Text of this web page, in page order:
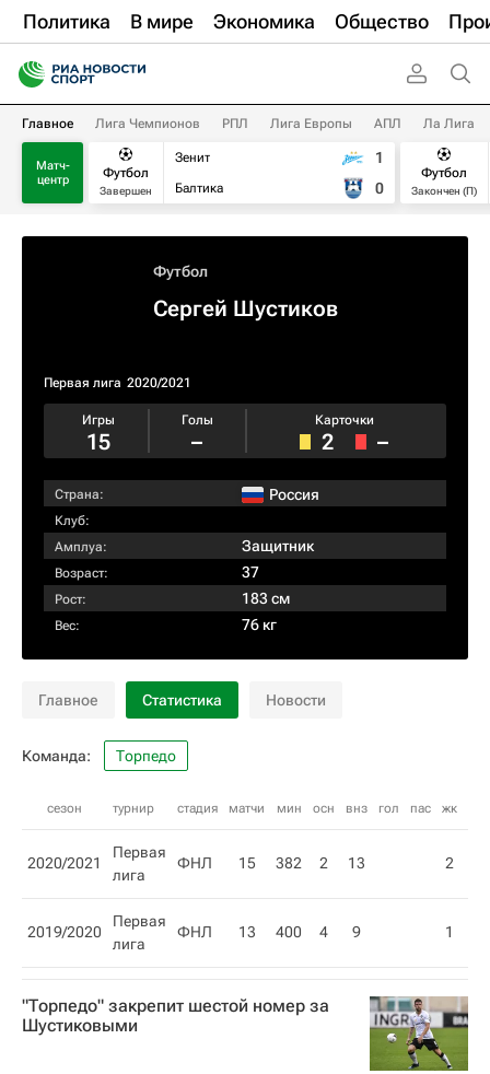
Политика В мире Экономика Общество
Главное Лига Чемпионов РПЛ Лига Европы АПЛ Ла Лига
Матч-
центр
Футбол
Завершен
Зенит
Балтика
1
0
Футбол
Закончен (П)
Футбол
Сергей Шустиков
Первая лига 2020/2021
Игры
15
Голы
–
Карточки
2 –
Страна: Россия
Клуб:
Амплуа:
Защитник
Возраст: 37
Рост: 183 см
Вес: 76 кг
Главное Статистика Новости
Команда: Торпедо
сезон турнир стадия матчи мин осн внз гол пас жк
2020/2021
Первая
лига
ФНЛ 15 382 2 13 2
2019/2020
Первая
лига
ФНЛ 13 400 4 9 1
"Торпедо" закрепит шестой номер за
Шустиковыми